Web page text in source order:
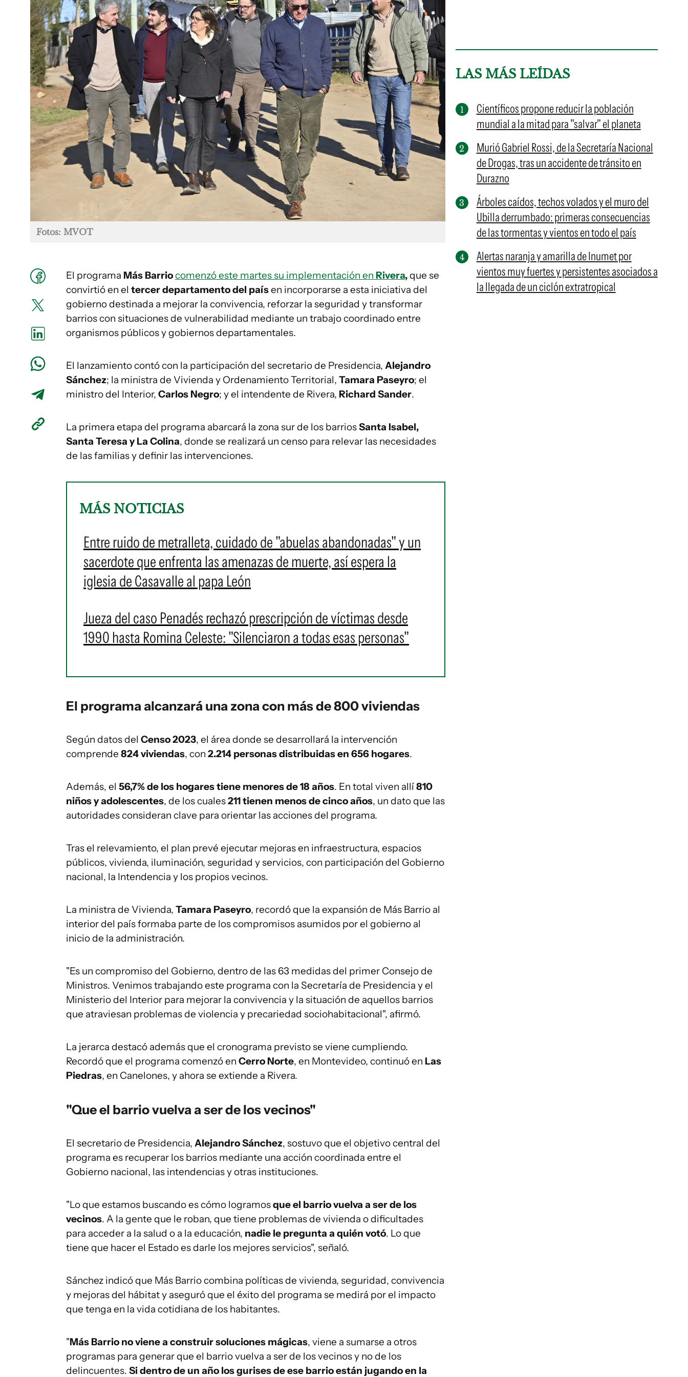
Fotos: MVOT
El programa Más Barriocomenzó este martes su implementación en Rivera,que se
convirtió en el tercer departamento del paísen incorporarse a esta iniciativa del
gobierno destinada a mejorar la convivencia, reforzar la seguridad y transformar
barrios con situaciones de vulnerabilidad mediante un trabajo coordinado entre
organismos públicos y gobiernos departamentales.
El lanzamiento contó con la participación del secretario de Presidencia, Alejandro
Sánchez; la ministra de Vivienda y Ordenamiento Territorial, Tamara Paseyro; el
ministro del Interior, Carlos Negro; y el intendente de Rivera, Richard Sander.
La primera etapa del programa abarcará la zona sur de los barriosSanta Isabel,
Santa Teresa y La Colina, donde se realizará un censo para relevar las necesidades
de las familias y definir las intervenciones.
MÁS NOTICIAS
Entre ruido de metralleta, cuidado de "abuelas abandonadas" y un
sacerdote que enfrenta las amenazas de muerte, así espera la
iglesia de Casavalle al papa León
Jueza del caso Penadés rechazó prescripción de víctimas desde
1990 hasta Romina Celeste: "Silenciaron a todas esas personas"
El programa alcanzará una zona con más de 800 viviendas
Según datos del Censo 2023, el área donde se desarrollará la intervención
comprende 824 viviendas, con 2.214 personas distribuidas en 656 hogares.
Además, el 56,7% de los hogares tiene menores de 18 años. En total viven allí810
niños y adolescentes, de los cuales211 tienen menos de cinco años, un dato que las
autoridades consideran clave para orientar las acciones del programa.
Tras el relevamiento, el plan prevé ejecutar mejoras en infraestructura, espacios
públicos, vivienda, iluminación, seguridad y servicios, con participación del Gobierno
nacional, la Intendencia y los propios vecinos.
La ministra de Vivienda, Tamara Paseyro, recordó que la expansión de Más Barrio al
interior del país formaba parte de los compromisos asumidos por el gobierno al
inicio de la administración.
"Es un compromiso del Gobierno, dentro de las 63 medidas del primer Consejo de
Ministros. Venimos trabajando este programa con la Secretaría de Presidencia y el
Ministerio del Interior para mejorar la convivencia y la situación de aquellos barrios
que atraviesan problemas de violencia y precariedad sociohabitacional", afirmó.
La jerarca destacó además que el cronograma previsto se viene cumpliendo.
Recordó que el programa comenzó en Cerro Norte, en Montevideo, continuó en Las
Piedras, en Canelones, y ahora se extiende a Rivera.
"Que el barrio vuelva a ser de los vecinos"
El secretario de Presidencia, Alejandro Sánchez, sostuvo que el objetivo central del
programa es recuperar los barrios mediante una acción coordinada entre el
Gobierno nacional, las intendencias y otras instituciones.
"Lo que estamos buscando es cómo logramosque el barrio vuelva a ser de los
vecinos. A la gente que le roban, que tiene problemas de vivienda o dificultades
para acceder a la salud o a la educación, nadie le pregunta a quién votó. Lo que
tiene que hacer el Estado es darle los mejores servicios", señaló.
Sánchez indicó que Más Barrio combina políticas de vivienda, seguridad, convivencia
y mejoras del hábitat y aseguró que el éxito del programa se medirá por el impacto
que tenga en la vida cotidiana de los habitantes.
"Más Barrio no viene a construir soluciones mágicas, viene a sumarse a otros
programas para generar que el barrio vuelva a ser de los vecinos y no de los
delincuentes. Si dentro de un año los gurises de ese barrio están jugando en la
LAS MÁS LEÍDAS
Científicos propone reducir la población
mundial a la mitad para "salvar" el planeta
Murió Gabriel Rossi, de la Secretaría Nacional
de Drogas, tras un accidente de tránsito en
Durazno
Árboles caídos, techos volados y el muro del
Ubilla derrumbado: primeras consecuencias
de las tormentas y vientos en todo el país
Alertas naranja y amarilla de Inumet por
vientos muy fuertes y persistentes asociados a
la llegada de un ciclón extratropical